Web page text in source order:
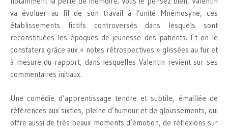
va évoluer au fil de son travail à l’unité Mnémosyne, ces
établissements fictifs controversés dans lesquels sont
reconstituées les époques de jeunesse des patients. Et on le
constatera grâce aux « notes rétrospectives » glissées au fur et
à mesure du rapport, dans lesquelles Valentin revient sur ses
commentaires initiaux.
Une comédie d’apprentissage tendre et subtile, émaillée de
références aux sixties, pleine d’humour et de gloussements, qui
offre aussi de très beaux moments d’émotion, de réflexions sur